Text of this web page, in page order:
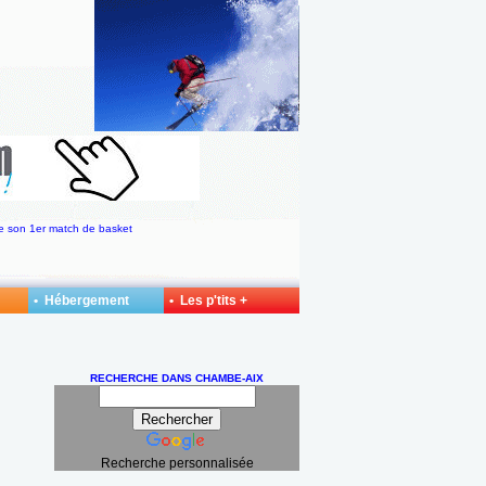
son 1er match de basket
RECHERCHE DANS CHAMBE-AIX
Recherche personnalisée
• Hébergement • Les p'tits +